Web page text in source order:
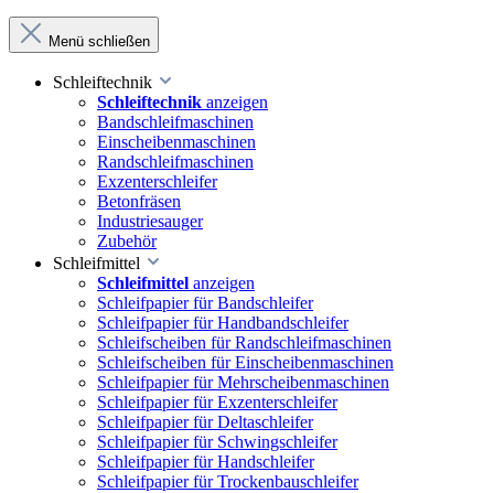
Menü schließen
Schleiftechnik
Schleiftechnik anzeigen
Bandschleifmaschinen
Einscheibenmaschinen
Randschleifmaschinen
Exzenterschleifer
Betonfräsen
Industriesauger
Zubehör
Schleifmittel
Schleifmittel anzeigen
Schleifpapier für Bandschleifer
Schleifpapier für Handbandschleifer
Schleifscheiben für Randschleifmaschinen
Schleifscheiben für Einscheibenmaschinen
Schleifpapier für Mehrscheibenmaschinen
Schleifpapier für Exzenterschleifer
Schleifpapier für Deltaschleifer
Schleifpapier für Schwingschleifer
Schleifpapier für Handschleifer
Schleifpapier für Trockenbauschleifer